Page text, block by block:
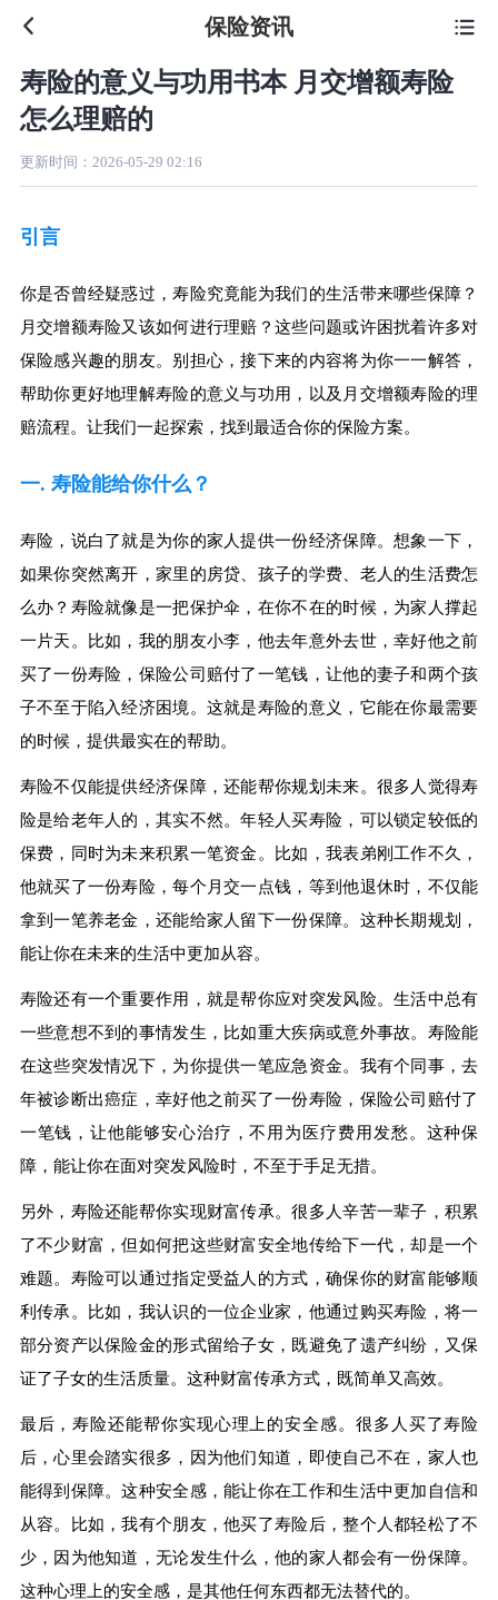
 保险资讯
寿险的意义与功用书本 月交增额寿险
怎么理赔的
更新时间： 2026-05-29 02:16
引言
你是否曾经疑惑过，寿险究竟能为我们的生活带来哪些保障？
月交增额寿险又该如何进行理赔？这些问题或许困扰着许多对
保险感兴趣的朋友。别担心，接下来的内容将为你一一解答，
帮助你更好地理解寿险的意义与功用，以及月交增额寿险的理
赔流程。让我们一起探索，找到最适合你的保险方案。
一. 寿险能给你什么？
寿险，说白了就是为你的家人提供一份经济保障。想象一下，
如果你突然离开，家里的房贷、孩子的学费、老人的生活费怎
么办？寿险就像是一把保护伞，在你不在的时候，为家人撑起
一片天。比如，我的朋友小李，他去年意外去世，幸好他之前
买了一份寿险，保险公司赔付了一笔钱，让他的妻子和两个孩
子不至于陷入经济困境。这就是寿险的意义，它能在你最需要
的时候，提供最实在的帮助。
寿险不仅能提供经济保障，还能帮你规划未来。很多人觉得寿
险是给老年人的，其实不然。年轻人买寿险，可以锁定较低的
保费，同时为未来积累一笔资金。比如，我表弟刚工作不久，
他就买了一份寿险，每个月交一点钱，等到他退休时，不仅能
拿到一笔养老金，还能给家人留下一份保障。这种长期规划，
能让你在未来的生活中更加从容。
寿险还有一个重要作用，就是帮你应对突发风险。生活中总有
一些意想不到的事情发生，比如重大疾病或意外事故。寿险能
在这些突发情况下，为你提供一笔应急资金。我有个同事，去
年被诊断出癌症，幸好他之前买了一份寿险，保险公司赔付了
一笔钱，让他能够安心治疗，不用为医疗费用发愁。这种保
障，能让你在面对突发风险时，不至于手足无措。
另外，寿险还能帮你实现财富传承。很多人辛苦一辈子，积累
了不少财富，但如何把这些财富安全地传给下一代，却是一个
难题。寿险可以通过指定受益人的方式，确保你的财富能够顺
利传承。比如，我认识的一位企业家，他通过购买寿险，将一
部分资产以保险金的形式留给子女，既避免了遗产纠纷，又保
证了子女的生活质量。这种财富传承方式，既简单又高效。
最后，寿险还能帮你实现心理上的安全感。很多人买了寿险
后，心里会踏实很多，因为他们知道，即使自己不在，家人也
能得到保障。这种安全感，能让你在工作和生活中更加自信和
从容。比如，我有个朋友，他买了寿险后，整个人都轻松了不
少，因为他知道，无论发生什么，他的家人都会有一份保障。
这种心理上的安全感，是其他任何东西都无法替代的。